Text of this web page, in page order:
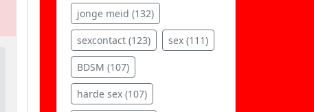
jonge meid (132)
sexcontact (123) sex (111)
BDSM (107)
harde sex (107)